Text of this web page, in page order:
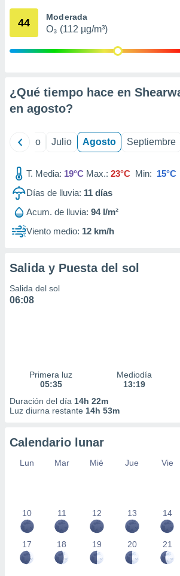
mediante
publicidad
1199
44 Moderada
O₃ (112 µg/m³)
¿Qué tiempo hace en
en agosto?
Junio Julio Agosto Septiembre
T. Media: 19°C Max.: 23°C Min: 15°C
Días de lluvia: 11 días
Acum. de lluvia: 94 l/m²
Viento medio: 12 km/h
Salida y Puesta del sol
Salida del sol
06:08
Primera luz
05:35
Mediodía
13:19
Duración del día 14h 22m
Luz diurna restante 14h 53m
Calendario lunar
Lun Mar Mié Jue Vie
10 11 12 13 14
17 18 19 20 21